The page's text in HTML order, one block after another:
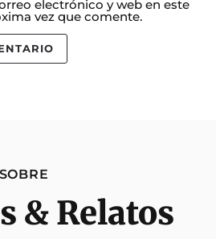
electrónico y web en este
vez que comente.
& Relatos